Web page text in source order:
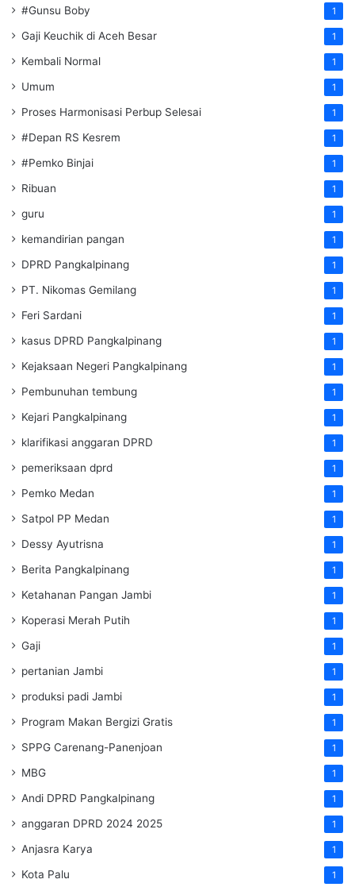
#Gunsu Boby 1
Gaji Keuchik di Aceh Besar 1
Kembali Normal 1
Umum 1
Proses Harmonisasi Perbup Selesai 1
#Depan RS Kesrem 1
#Pemko Binjai 1
Ribuan 1
guru 1
kemandirian pangan 1
DPRD Pangkalpinang 1
PT. Nikomas Gemilang 1
Feri Sardani 1
kasus DPRD Pangkalpinang 1
Kejaksaan Negeri Pangkalpinang 1
Pembunuhan tembung 1
Kejari Pangkalpinang 1
klarifikasi anggaran DPRD 1
pemeriksaan dprd 1
Pemko Medan 1
Satpol PP Medan 1
Dessy Ayutrisna 1
Berita Pangkalpinang 1
Ketahanan Pangan Jambi 1
Koperasi Merah Putih 1
Gaji 1
pertanian Jambi 1
produksi padi Jambi 1
Program Makan Bergizi Gratis 1
SPPG Carenang-Panenjoan 1
MBG 1
Andi DPRD Pangkalpinang 1
anggaran DPRD 2024 2025 1
Anjasra Karya 1
Kota Palu 1